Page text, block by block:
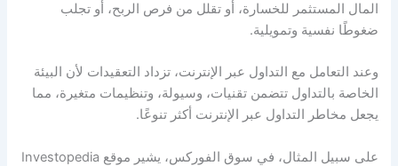
المال المستثمر للخسارة، أو تقلل من فرص الربح، أو تجلب
ضغوطًا نفسية وتمويلية.
وعند التعامل مع التداول عبر الإنترنت، تزداد التعقيدات لأن البيئة
الخاصة بالتداول تتضمن تقنيات، وسيولة، وتنظيمات متغيرة، مما
يجعل مخاطر التداول عبر الإنترنتأكثر تنوعًا.
على سبيل المثال، في سوق الفوركس، يشير موقع Investopedia